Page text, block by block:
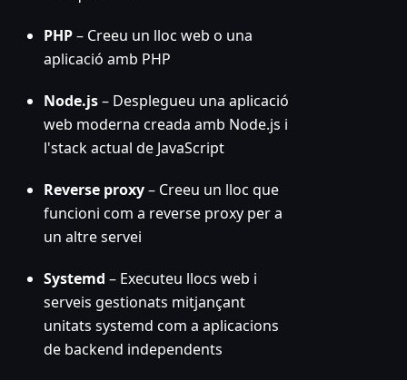
PHP– Creeu un lloc web o una
aplicació amb PHP
Node.js– Desplegueu una aplicació
web moderna creada amb Node.js i
l'stack actual de JavaScript
Reverse proxy– Creeu un lloc que
funcioni com a reverse proxy per a
un altre servei
Systemd – Executeu llocs web i
serveis gestionats mitjançant
unitats systemd com a aplicacions
de backend independents